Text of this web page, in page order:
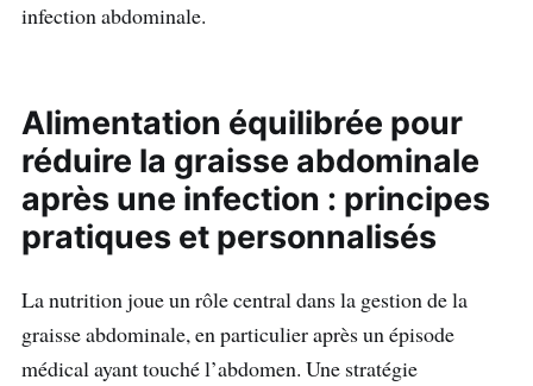
infection abdominale.
Alimentation équilibrée pour
réduire la graisse abdominale
après une infection : principes
pratiques et personnalisés
La nutrition joue un rôle central dans la gestion de la
graisse abdominale, en particulier après un épisode
médical ayant touché l’abdomen. Une stratégie